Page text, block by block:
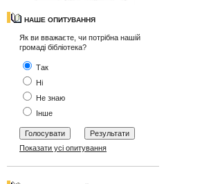
НАШЕ ОПИТУВАННЯ
Як ви вважаєте, чи потрібна нашій
громаді бібліотека?
Так
Ні
Не знаю
Інше
Показати усі опитування